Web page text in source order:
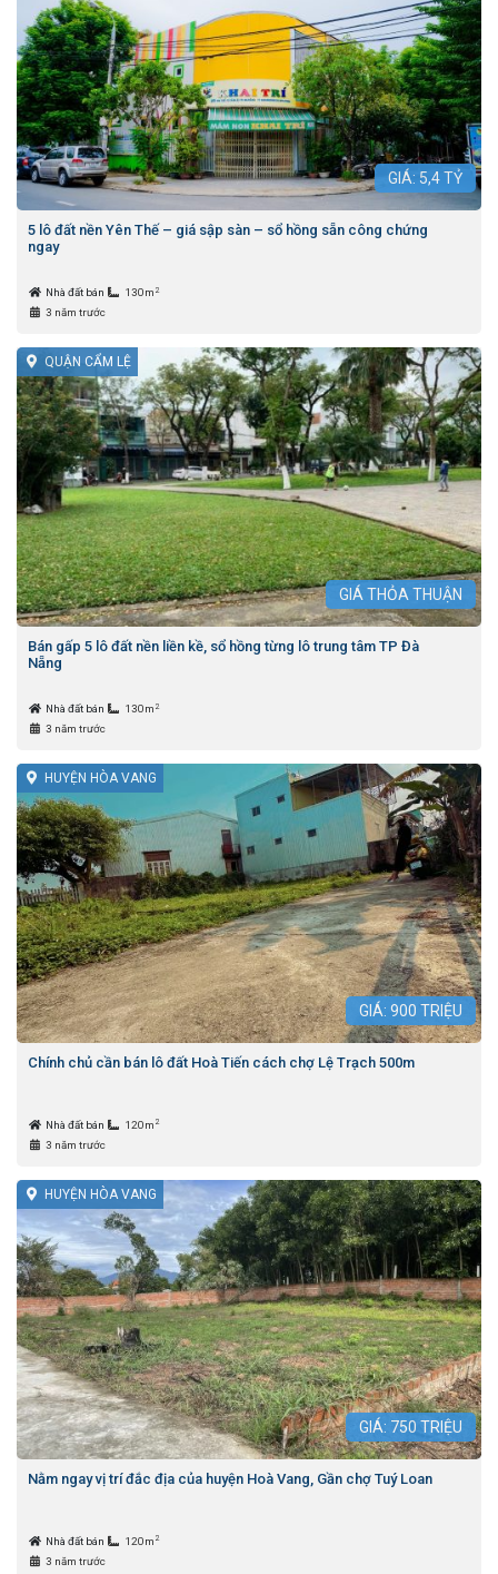
GIÁ: 5,4TỶ
5 lô đất nền Yên Thế – giá sập sàn – sổ hồng sẵn công chứng
ngay
Nhà đất bán 130m 2
3 năm trước
QUẬN CẨM LỆ
GIÁTHỎA THUẬN
Bán gấp 5 lô đất nền liền kề, sổ hồng từng lô trung tâm TP Đà
Nẵng
Nhà đất bán 130m 2
3 năm trước
HUYỆN HÒA VANG
GIÁ: 900 TRIỆU
Chính chủ cần bán lô đất Hoà Tiến cách chợ Lệ Trạch 500m
Nhà đất bán 120m 2
3 năm trước
HUYỆN HÒA VANG
GIÁ: 750 TRIỆU
Nằm ngay vị trí đắc địa của huyện Hoà Vang, Gần chợ Tuý Loan
Nhà đất bán 120m 2
3 năm trước